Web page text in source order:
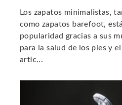
Los zapatos minimalistas,
como zapatos barefoot,
popularidad gracias a sus
para la salud de los pies y
artíc...